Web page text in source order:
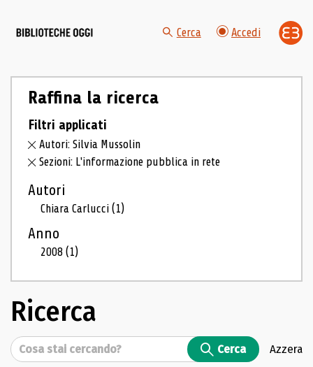
Cerca Accedi
Raffina la ricerca
Filtri applicati
Autori: Silvia Mussolin
Sezioni: L'informazione pubblica in rete
Autori
Chiara Carlucci(1)
Anno
2008(1)
Ricerca
Cerca Cerca Azzera